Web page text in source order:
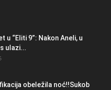
u “Eliti 9”: Nakon Aneli, u
ulazi...
obeležila noć!!Sukob